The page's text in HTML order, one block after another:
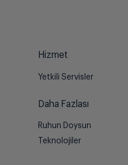
Hizmet
Yetkili Servisler
Daha Fazlası
Ruhun Doysun
Teknolojiler